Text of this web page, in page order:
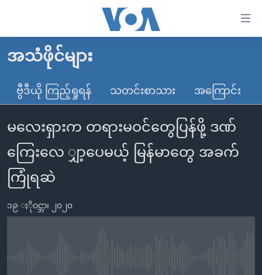
လွယ်ကူ
သည့်
များ
ပင်မ
အကြောင်းအရာ
သို့
ကျော်
ကြည့်
မူလစာမျက်နှာ
မြန်မာ
ကမ္ဘာ့သတင်းများ
နိုင်ငံတကာ
အမေရိကန်
တရုတ်
အစ္စရေး-ပါလက်စတိုင်း
ဗွီဒီယို
သတင်းလွတ်လပ်ခွင့်
ရပ်ဝန်းတခု လမ်းတခု အလွန်
အင်္ဂလိပ်စာလေ့လာမယ်
အမေရိကန်သုံးအီဒီယံ
အပတ်စဉ်ကဏ္ဍများ
အသံဖိုင်များ
ဗွီဒီယို ကြည့်ရှုရန် သတင်းစာသား အကြောင်း
မလေးရှားက တရားမဝင်တွေပြန်ဖို့ ဒဏ်
ကြေးလေ ျှာ့ပေမယ့် မြန်မာတွေ အခက်
ကြုံရဆဲ
၁၉ ႏိုဝင္ဘာ၊ ၂၀၂၀